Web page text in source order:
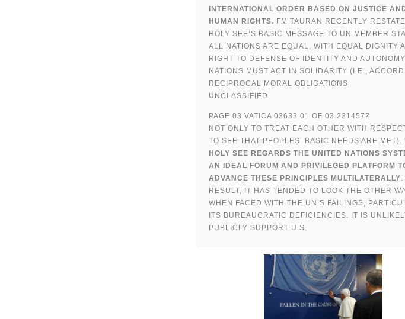
INTERNATIONAL ORDER BASED ON JUSTICE
HUMAN RIGHTS. FM TAURAN RECENTLY
HOLY SEE’S BASIC MESSAGE TO UN MEMBER
ALL NATIONS ARE EQUAL, WITH EQUAL DIGNITY
RIGHT TO DEFENSE OF IDENTITY AND
NATIONS MUST ACT IN SOLIDARITY (I.E.,
RECIPROCAL MORAL OBLIGATIONS
UNCLASSIFIED
PAGE 03 VATICA 03633 01 OF 03 231457Z
NOT ONLY TO TREAT EACH OTHER WITH
TO SEE THAT PEOPLES’ BASIC NEEDS ARE MET).
HOLY SEE REGARDS THE UNITED NATIONS
AN IDEAL FORUM AND PRIVILEGED PLATFORM
ADVANCE THESE PRINCIPLES MULTILATERALLY.
RESULT, IT HAS TENDED TO LOOK THE OTHER
WHEN FACED WITH THE UN’S FAILINGS,
ITS BUREAUCRATIC DEFICIENCIES. IT IS
PUBLICLY SUPPORT U.S.